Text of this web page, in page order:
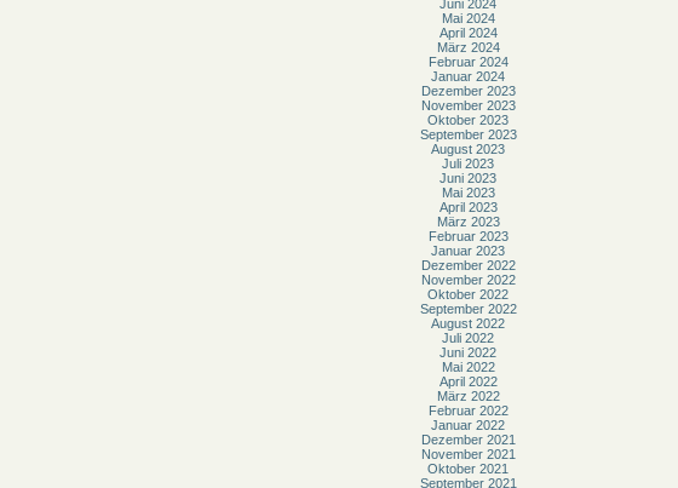
Juni 2024
Mai 2024
April 2024
März 2024
Februar 2024
Januar 2024
Dezember 2023
November 2023
Oktober 2023
September 2023
August 2023
Juli 2023
Juni 2023
Mai 2023
April 2023
März 2023
Februar 2023
Januar 2023
Dezember 2022
November 2022
Oktober 2022
September 2022
August 2022
Juli 2022
Juni 2022
Mai 2022
April 2022
März 2022
Februar 2022
Januar 2022
Dezember 2021
November 2021
Oktober 2021
September 2021